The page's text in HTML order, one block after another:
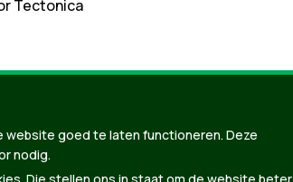
Tectonica
goed te laten functioneren. Deze
nodig.